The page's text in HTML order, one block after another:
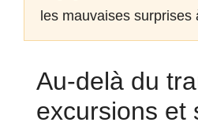
les mauvaises surprises
Au-delà du
excursions et